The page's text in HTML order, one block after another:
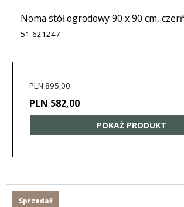
Noma stół ogrodowy 90 x 90 cm,
51-621247
PLN 895,00
PLN 582,00
POKAŻ PRODUKT
Sprzedaż